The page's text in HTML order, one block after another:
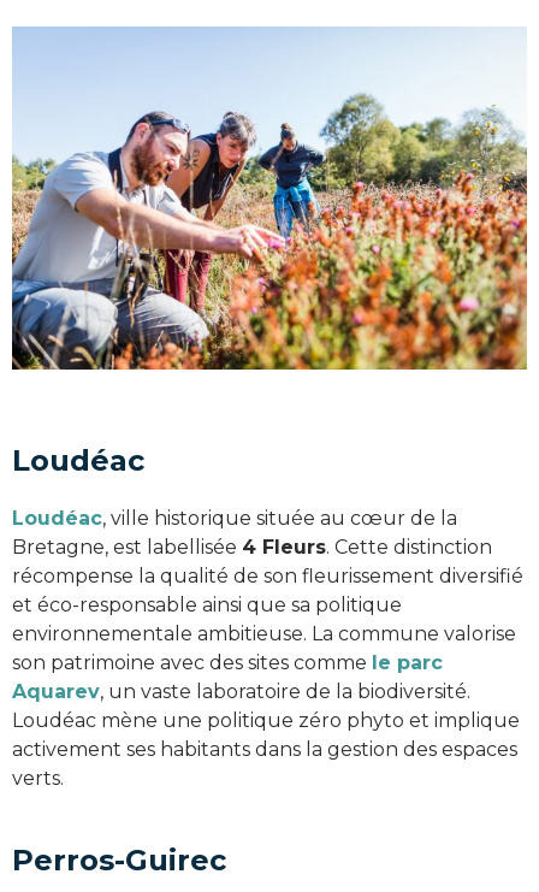
Loudéac
Loudéac, ville historique située au cœur de la
Bretagne, est labellisée 4 Fleurs. Cette distinction
récompense la qualité de son fleurissement diversifié
et éco-responsable ainsi que sa politique
environnementale ambitieuse. La commune valorise
son patrimoine avec des sites comme le parc
Aquarev, un vaste laboratoire de la biodiversité.
Loudéac mène une politique zéro phyto et implique
activement ses habitants dans la gestion des espaces
verts.
Perros-Guirec